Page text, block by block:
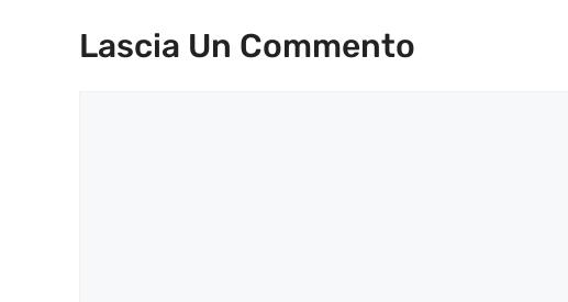
Lascia Un Commento